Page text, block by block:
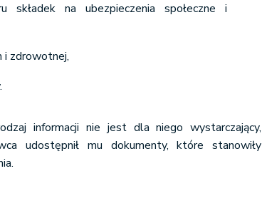
składek na ubezpieczenia społeczne i
i zdrowotnej,
informacji nie jest dla niego wystarczający,
udostępnił mu dokumenty, które stanowiły